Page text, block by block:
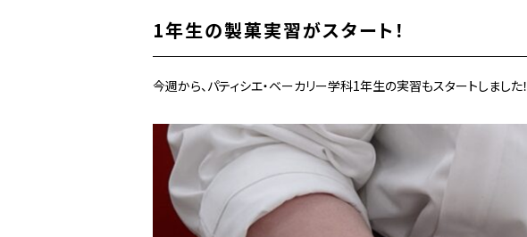
1年生の製菓実習がスタート！
今週から、パティシエ・ベーカリー学科1年生の実習もスタートしました！